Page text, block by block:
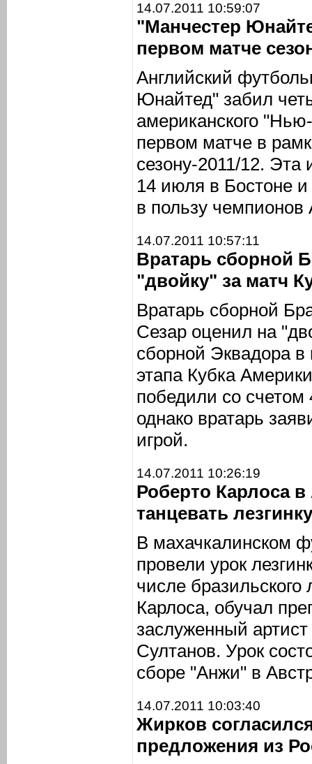
14.07.2011 10:59:07
"Манчестер
первом матче
Английский
Юнайтед" забил
американского
первом матче в
сезону-2011/12. Эта
14 июля в Бостоне
в пользу чемпионов
14.07.2011 10:57:11
Вратарь сборной
"двойку" за матч
Вратарь сборной
Сезар оценил на
сборной Эквадора в
этапа Кубка
победили со
однако вратарь
игрой.
14.07.2011 10:26:19
Роберто Карлоса
танцевать лезгинку
В махачкалинском
провели урок
числе
Карлоса, обучал
заслуженный
Султанов. Урок
сборе "Анжи" в
14.07.2011 10:03:40
Жирков
предложения из